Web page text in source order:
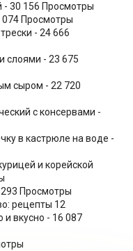
- 30 156 Просмотры
074 Просмотры
- 24 666
слоями - 23 675
сыром - 22 720
с консервами -
в кастрюле на воде -
и корейской
293 Просмотры
рецепты 12
и вкусно - 16 087